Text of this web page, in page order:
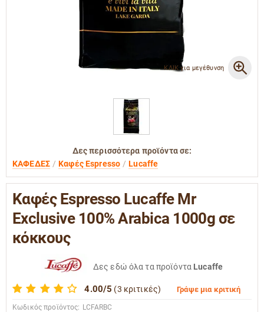
ΚΛΙΚ για μεγέθυνση
Δες περισσότερα προϊόντα σε:
ΚΑΦΕΔΕΣ
Καφές Espresso Lucaffe
Καφές Espresso Lucaffe Mr
Exclusive 100% Arabica 1000g σε
κόκκους
Δες εδώ όλα τα προϊόντα Lucaffe
4.00/5 (3 κριτικές) Γράψε μια κριτική
Κωδικός προϊόντος: LCFARBC